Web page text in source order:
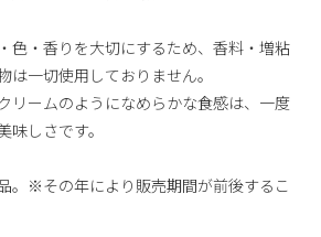
色・香りを大切にするため、香料・増粘
は一切使用しておりません。
リームのようになめらかな食感は、一度
しさです。
。※その年により販売期間が前後するこ